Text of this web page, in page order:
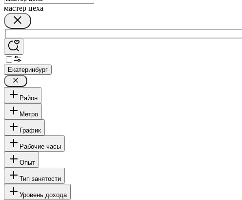
мастер цеха
Екатеринбург
Район
Метро
График
Рабочие часы
Опыт
Тип занятости
Уровень дохода